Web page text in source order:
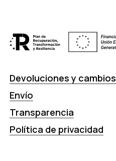
Devoluciones y cambios
Envío
Transparencia
Política de privacidad